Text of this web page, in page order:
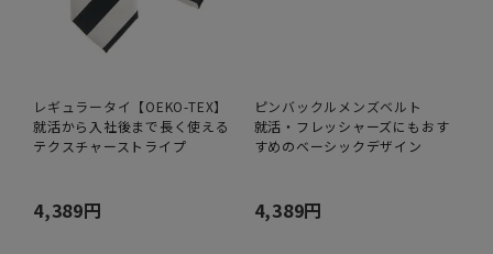
レギュラータイ【OEKO-TEX】
就活から入社後まで長く使える
テクスチャーストライプ
4,389円
ピンバックルメンズベルト
就活・フレッシャーズにもおす
すめのベーシックデザイン
4,389円